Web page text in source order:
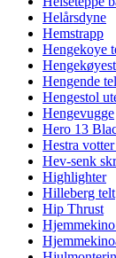
Helårsdyne
Hemstrapp
Hengekoye
Hengende
Hengestol
Hengevugge
Hero 13
Hestra
Hev-senk
Highlighter
Hilleberg telt
Hip Thrust